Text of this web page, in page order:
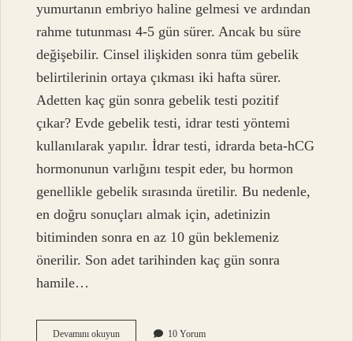
yumurtanın embriyo haline gelmesi ve ardından
rahme tutunması 4-5 gün sürer. Ancak bu süre
değişebilir. Cinsel ilişkiden sonra tüm gebelik
belirtilerinin ortaya çıkması iki hafta sürer.
Adetten kaç gün sonra gebelik testi pozitif
çıkar? Evde gebelik testi, idrar testi yöntemi
kullanılarak yapılır. İdrar testi, idrarda beta-hCG
hormonunun varlığını tespit eder, bu hormon
genellikle gebelik sırasında üretilir. Bu nedenle,
en doğru sonuçları almak için, adetinizin
bitiminden sonra en az 10 gün beklemeniz
önerilir. Son adet tarihinden kaç gün sonra
hamile…
Devamını okuyunSon
10 Yorum